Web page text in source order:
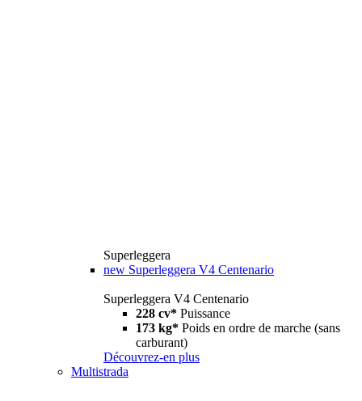
Superleggera
new Superleggera V4 Centenario
Superleggera V4 Centenario
228 cv* Puissance
173 kg* Poids en ordre de marche (sans
carburant)
Découvrez-en plus
Multistrada